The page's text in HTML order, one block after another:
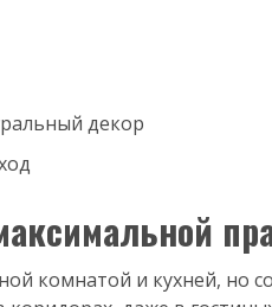
декор
комнатой и кухней, но